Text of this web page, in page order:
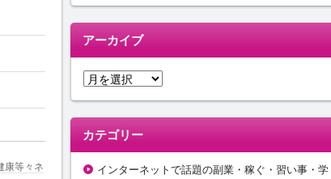
康等々ネ
アーカイブ
ア
イ
カテゴリー
インターネットで話題の副業・稼ぐ・習い事・学